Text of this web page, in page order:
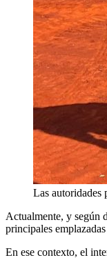
Las autoridades
Actualmente, y según
principales
En ese contexto, el